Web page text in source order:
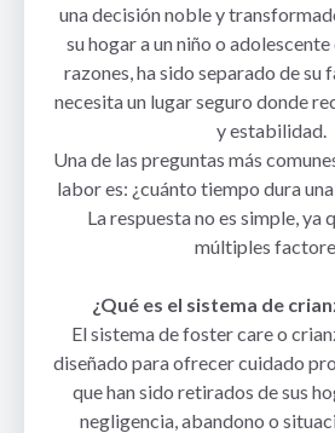
una decisión noble y
su hogar a un niño o
razones, ha sido separado de
necesita un lugar seguro donde
y estabilidad.
Una de las preguntas más
labor es: ¿cuánto tiempo dura
La respuesta no es simple, ya
múltiples
¿Qué es el sistema de
El sistema de foster care o
diseñado para ofrecer cuidado
que han sido retirados de sus
negligencia, abandono o